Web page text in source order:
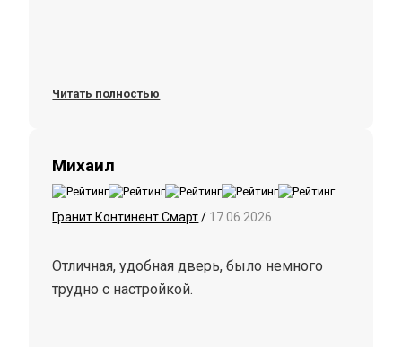
Читать полностью
Михаил
Гранит Континент Смарт/ 17.06.2026
Отличная, удобная дверь, было немного
трудно с настройкой.